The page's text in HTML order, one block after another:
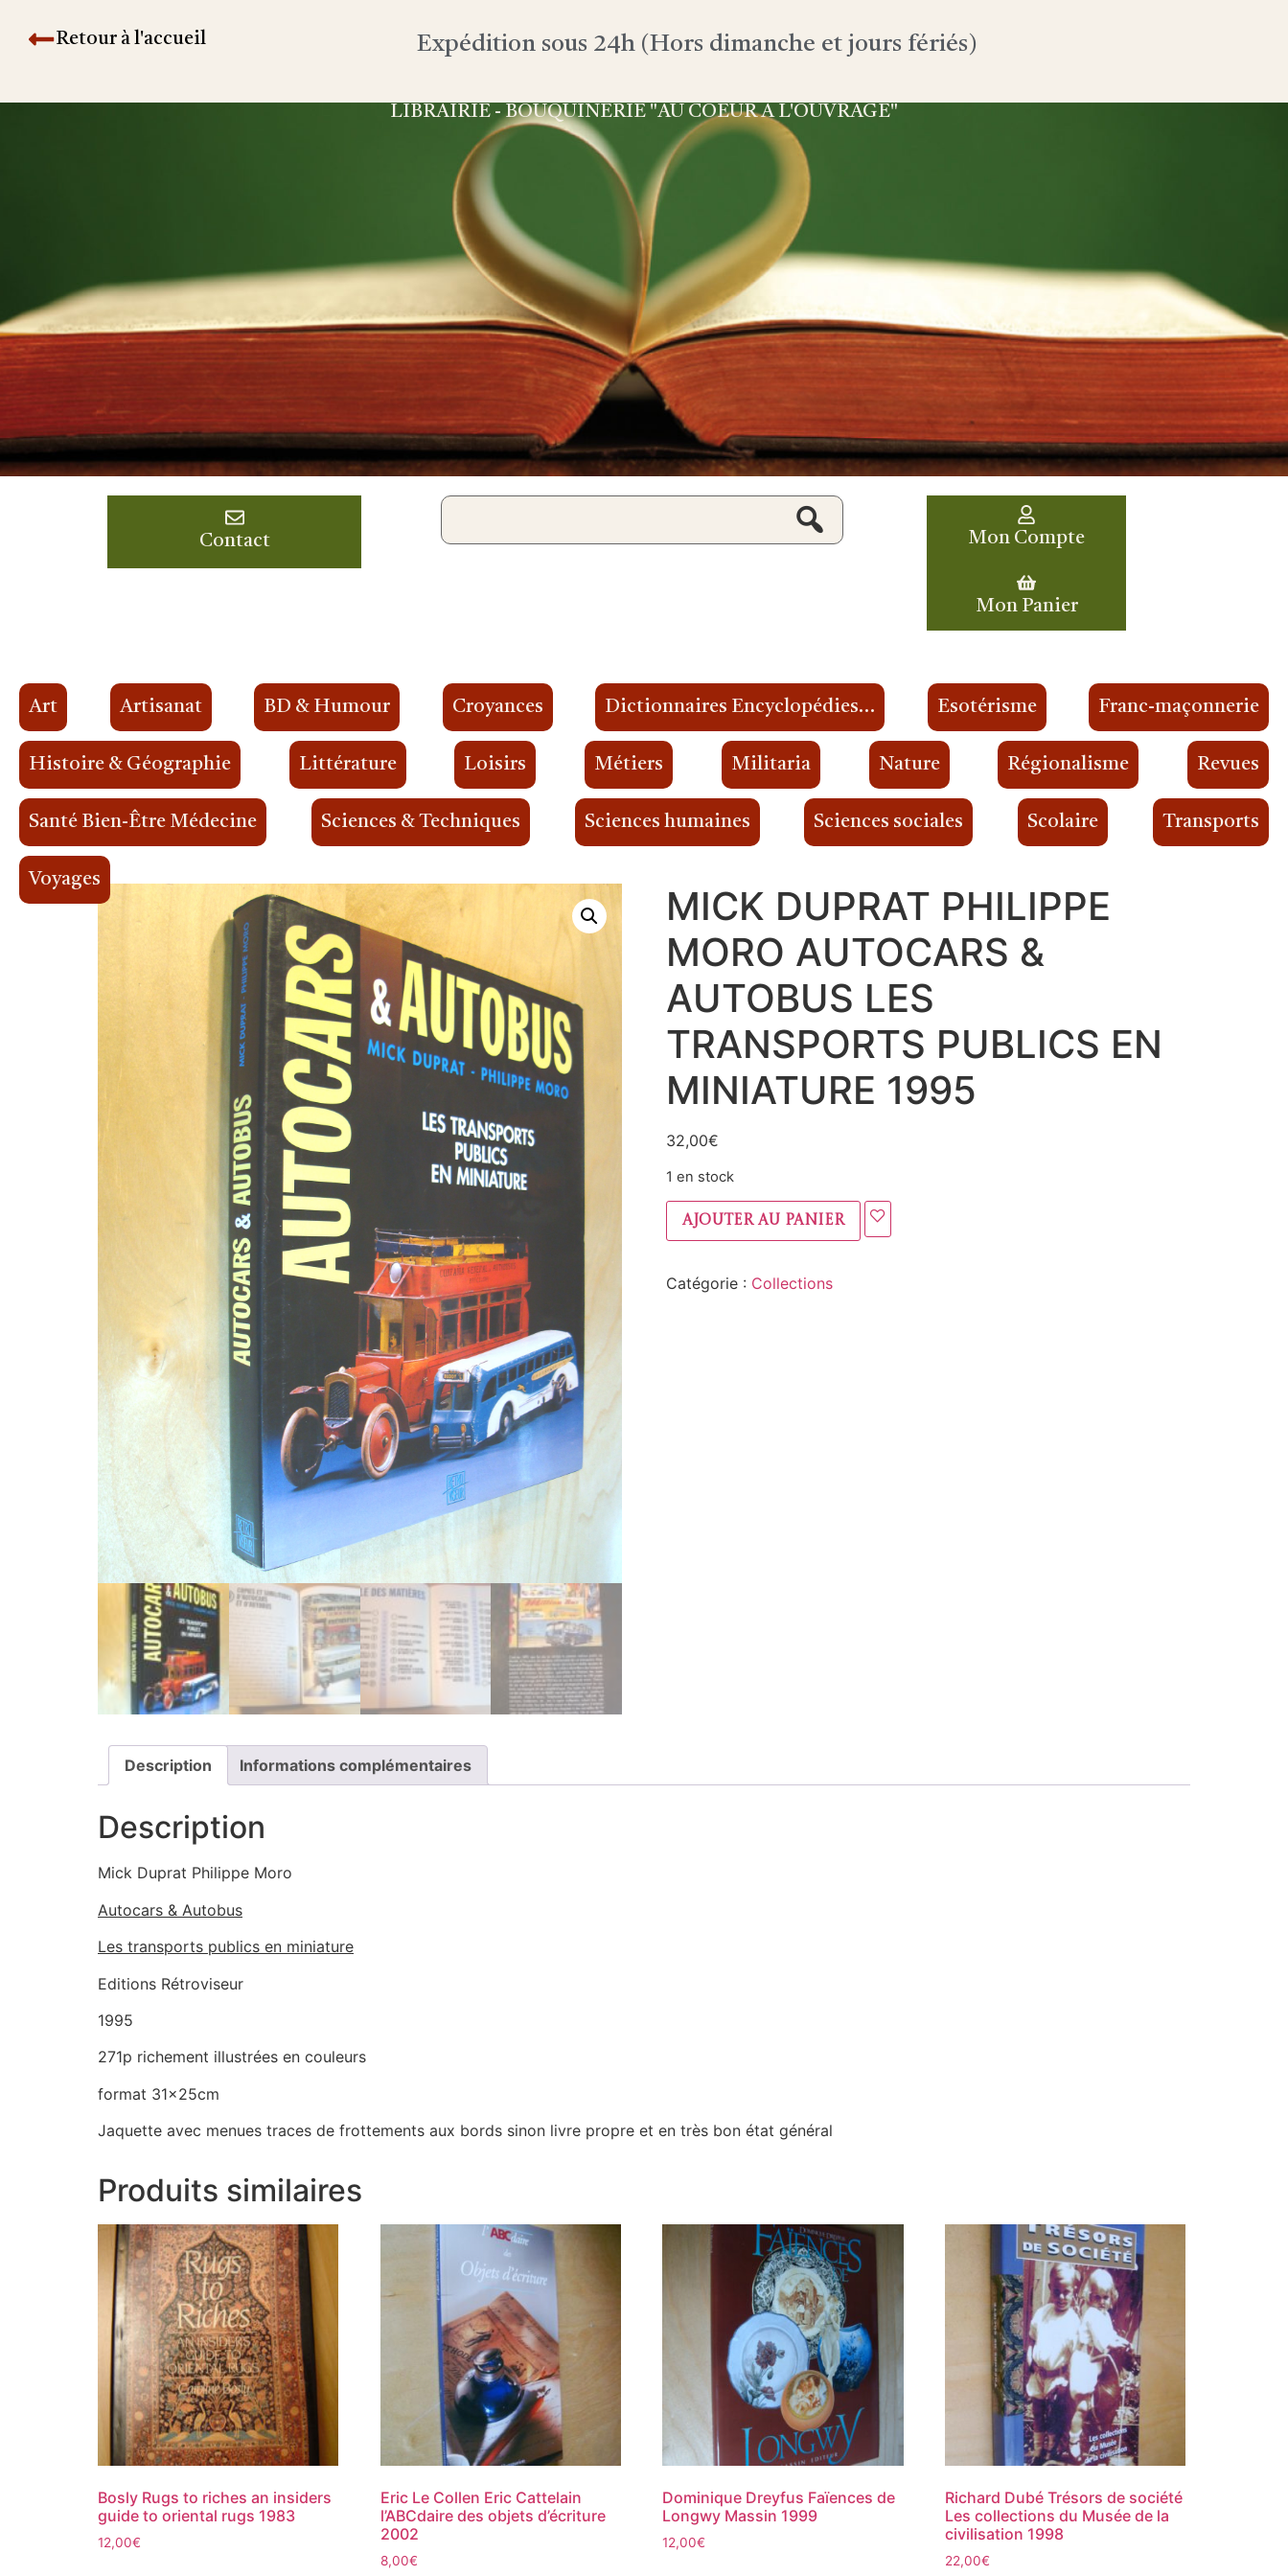
Retour à l'accueil Expédition sous 24h (Hors dimanche et jours fériés)
LIBRAIRIE - BOUQUINERIE "AU COEUR À L'OUVRAGE"
Contact Mon Compte
Mon Panier
Art Artisanat BD & Humour Croyances Dictionnaires Encyclopédies… Esotérisme Franc-maçonnerie
Histoire & Géographie Littérature Loisirs Métiers Militaria Nature Régionalisme Revues
Santé Bien-Être Médecine Sciences & Techniques Sciences humaines Sciences sociales Scolaire Transports
Voyages
MICK DUPRAT PHILIPPE
MORO AUTOCARS &
AUTOBUS LES
TRANSPORTS PUBLICS EN
MINIATURE 1995
32,00€
1 en stock
Ajouter au panier
Catégorie : Collections
Description Informations complémentaires
Description
Mick Duprat Philippe Moro
Autocars & Autobus
Les transports publics en miniature
Editions Rétroviseur
1995
271p richement illustrées en couleurs
format 31x25cm
Jaquette avec menues traces de frottements aux bords sinon livre propre et en très bon état général
Produits similaires
Bosly Rugs to riches an insiders
guide to oriental rugs 1983
12,00€
Eric Le Collen Eric Cattelain
l’ABCdaire des objets d’écriture
2002
8,00€
Dominique Dreyfus Faïences de
Longwy Massin 1999
12,00€
Richard Dubé Trésors de société
Les collections du Musée de la
civilisation 1998
22,00€